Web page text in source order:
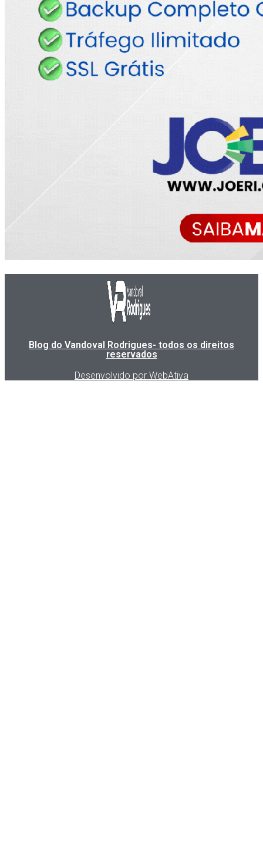
Blog do Vandoval Rodrigues- todos os direitos
reservados
Desenvolvido por WebAtiva